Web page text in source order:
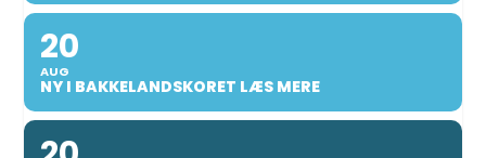
20
AUG
NY I BAKKELANDSKORET LÆS MERE